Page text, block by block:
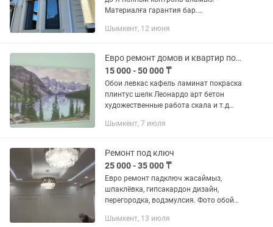
Материалға гарантия бар.
травертин - 1 слой кафель ный клей - 2
Шымкент, 12 июня
Евро ремонт домов и квартир под ключ. Ішкі жұмыстар істейміз.
15 000 - 50 000 ₸
Обои левкас кафель ламинат покраска
плинтус шелк Леонардо арт бетон
художественные работа скала и т.д
гипсокартон фронтон сайдинг
истеимиз....
Шымкент, 7 июля
Ремонт под ключ
25 000 - 35 000 ₸
Евро ремонт падключ жасаймыз,
шпаклёвка, гипсакардон дизайн,
перегородка, водэмулсия. Фото обой
галтель плинтус молдинг, ленолиум
Шымкент, 13 июля